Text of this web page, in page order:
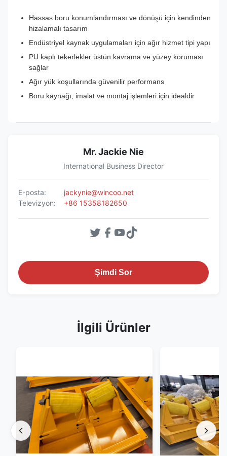
Hassas boru konumlandırması ve dönüşü için kendinden
hizalamalı tasarım
Endüstriyel kaynak uygulamaları için ağır hizmet tipi yapı
PU kaplı tekerlekler üstün kavrama ve yüzey koruması
sağlar
Ağır yük koşullarında güvenilir performans
Boru kaynağı, imalat ve montaj işlemleri için idealdir
Mr. Jackie Nie
International Business Director
E-posta:
jackynie@wincoo.net
Televizyon:
+86 15358182650
Şimdi Sor
İlgili Ürünler